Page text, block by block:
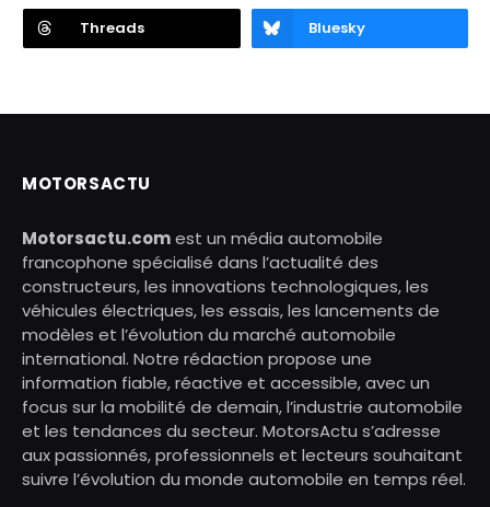
Threads Bluesky
MOTORSACTU
Motorsactu.comest un média automobile
francophone spécialisé dans l’actualité des
constructeurs, les innovations technologiques, les
véhicules électriques, les essais, les lancements de
modèles et l’évolution du marché automobile
international. Notre rédaction propose une
information fiable, réactive et accessible, avec un
focus sur la mobilité de demain, l’industrie automobile
et les tendances du secteur. MotorsActu s’adresse
aux passionnés, professionnels et lecteurs souhaitant
suivre l’évolution du monde automobile en temps réel.